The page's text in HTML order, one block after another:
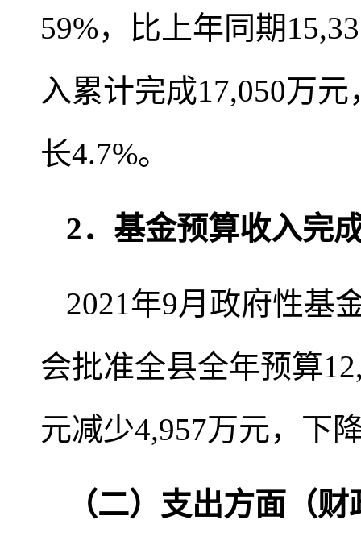
59%，比上年同期
入累计完成17,050万
长4.7%。
2．基金预算收入完
2021年9月政府性基
会批准全县全年预算
元减少4,957万元，下
（二）支出方面（